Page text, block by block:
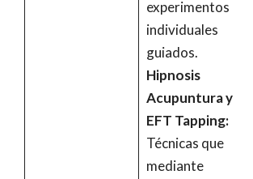
experimentos
individuales
guiados.
Hipnosis
Acupuntura y
EFT Tapping:
Técnicas que
mediante